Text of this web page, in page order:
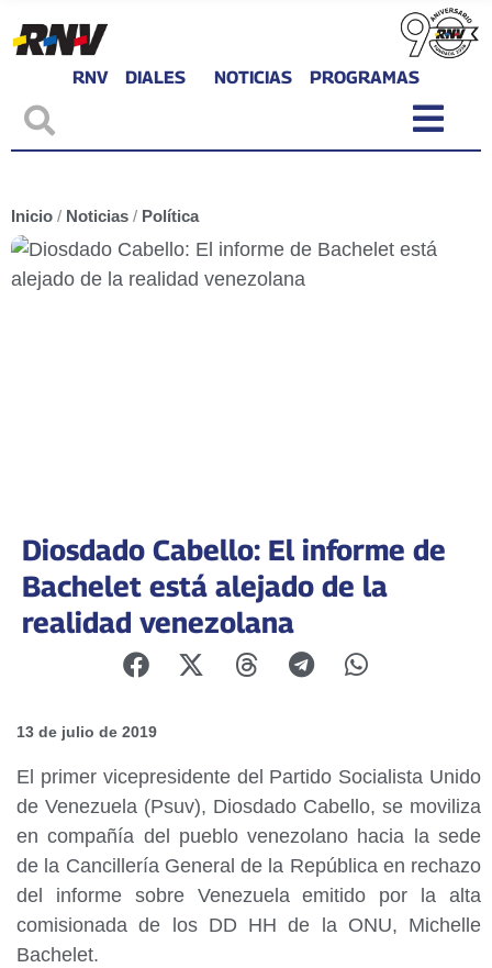
RNV DIALES NOTICIAS PROGRAMAS
Inicio / Noticias / Política
Diosdado Cabello: El informe de
Bachelet está alejado de la
realidad venezolana
13 de julio de 2019
El primer vicepresidente del Partido Socialista Unido
de Venezuela (Psuv), Diosdado Cabello, se moviliza
en compañía del pueblo venezolano hacia la sede
de la Cancillería General de la República en rechazo
del informe sobre Venezuela emitido por la alta
comisionada de los DD HH de la ONU, Michelle
Bachelet.